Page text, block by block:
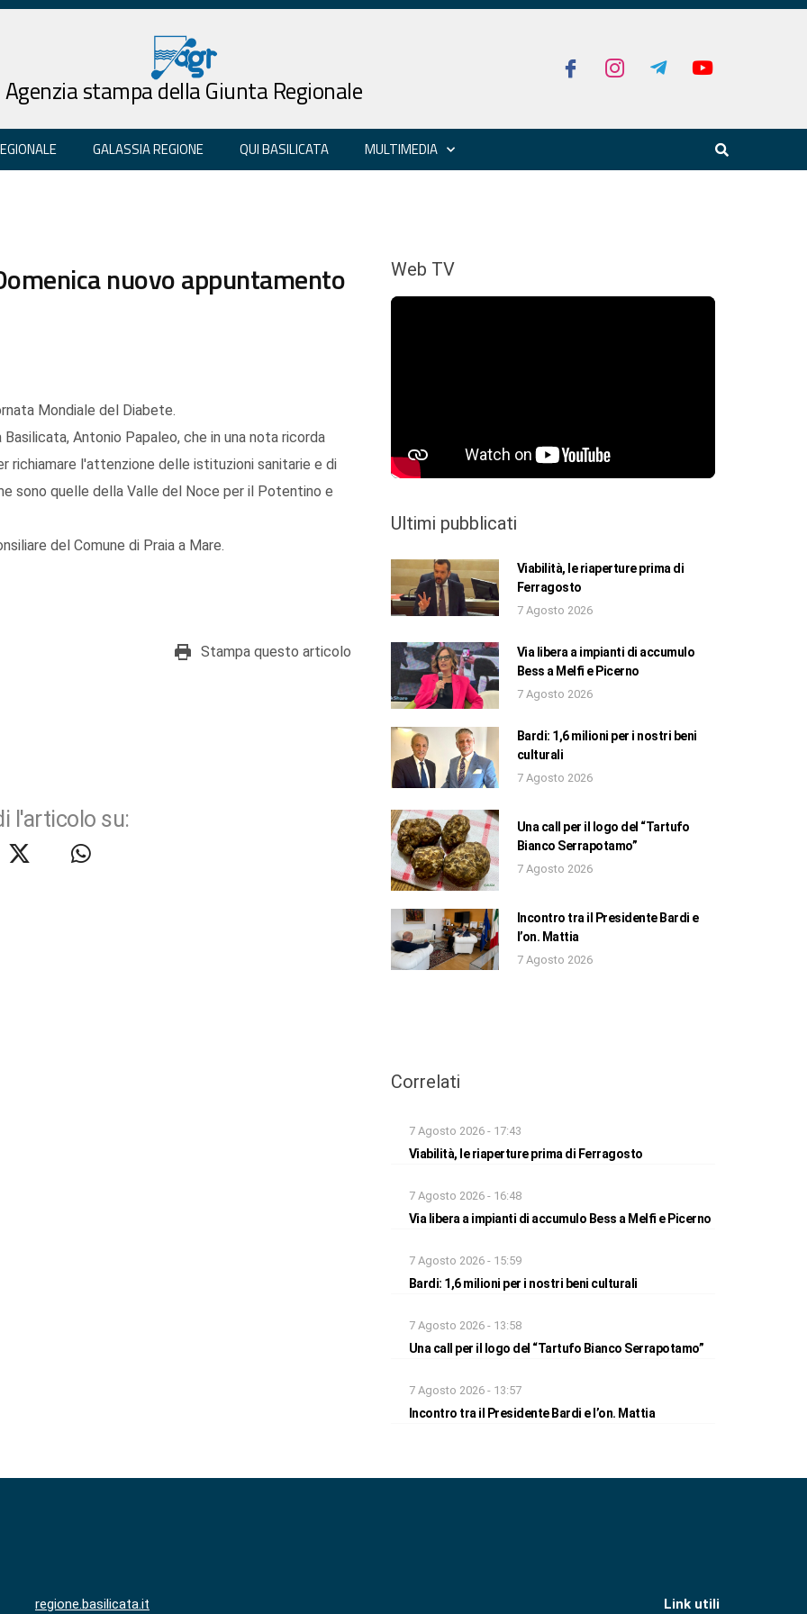
Agenzia stampa della Giunta Regionale
GALASSIA REGIONE QUI BASILICATA MULTIMEDIA
nuovo appuntamento
Mondiale del Diabete.
Antonio Papaleo, che in una nota ricorda
richiamare l'attenzione delle istituzioni sanitarie e di
sono quelle della Valle del Noce per il Potentino e
del Comune di Praia a Mare.
Stampa questo articolo
l'articolo su:
Web TV
Ultimi pubblicati
Viabilità, le riaperture prima di
Ferragosto
7 Agosto 2026
Via libera a impianti di accumulo
Bess a Melfi e Picerno
7 Agosto 2026
Bardi: 1,6 milioni per i nostri beni
culturali
7 Agosto 2026
Una call per il logo del “Tartufo
Bianco Serrapotamo”
7 Agosto 2026
Incontro tra il Presidente Bardi e
l’on. Mattia
7 Agosto 2026
Correlati
7 Agosto 2026 - 17:43
Viabilità, le riaperture prima di Ferragosto
7 Agosto 2026 - 16:48
Via libera a impianti di accumulo Bess a Melfi e Picerno
7 Agosto 2026 - 15:59
Bardi: 1,6 milioni per i nostri beni culturali
7 Agosto 2026 - 13:58
Una call per il logo del “Tartufo Bianco Serrapotamo”
7 Agosto 2026 - 13:57
Incontro tra il Presidente Bardi e l’on. Mattia
regione.basilicata.it Link utili